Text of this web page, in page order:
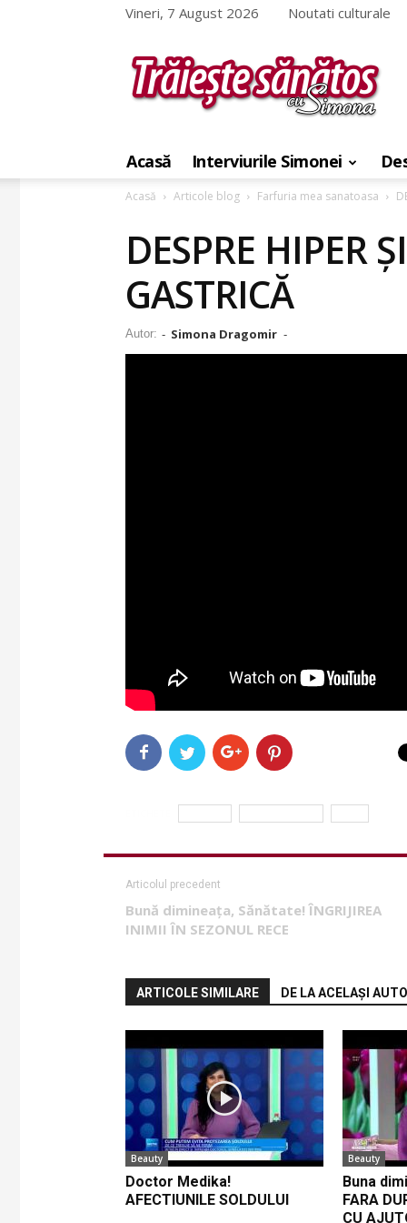
Vineri, 7 August 2026 Noutati culturale
sanatos
Simona
Acasă Interviurile Simonei
Acasă Articole blog Farfuria mea sanatoasa
DESPRE HIPER
GASTRICĂ
Autor: - Simona Dragomir -
Articolul precedent
Bună dimineața, Sănătate! ÎNGRIJIREA
INIMII ÎN SEZONUL RECE
ARTICOLE SIMILARE DE LA ACELAȘI
Beauty
Doctor Medika!
AFECTIUNILE SOLDULUI
Beauty
Buna
FARA
CU